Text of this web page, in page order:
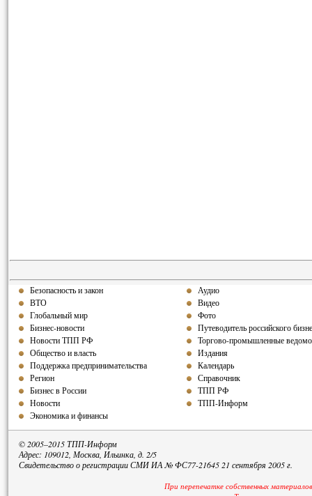
Безопасность и закон
ВТО
Глобальный мир
Бизнес-новости
Новости ТПП РФ
Общество и власть
Поддержка предпринимательства
Регион
Бизнес в России
Новости
Экономика и финансы
Аудио
Видео
Фото
Путеводитель российского
Торгово-промышленные
Издания
Календарь
Справочник
ТПП РФ
ТПП-Информ
© 2005–2015 ТПП-Информ
Адрес: 109012, Москва, Ильинка, д. 2/5
Свидетельство о регистрации СМИ ИА № ФС77-21645 21 сентября 2005 г.
При перепечатке собственных